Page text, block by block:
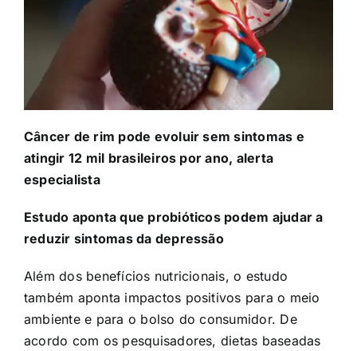
Câncer de rim pode evoluir sem sintomas e
atingir 12 mil brasileiros por ano, alerta
especialista
Estudo aponta que probióticos podem ajudar a
reduzir sintomas da depressão
Além dos benefícios nutricionais, o estudo
também aponta impactos positivos para o meio
ambiente e para o bolso do consumidor. De
acordo com os pesquisadores, dietas baseadas